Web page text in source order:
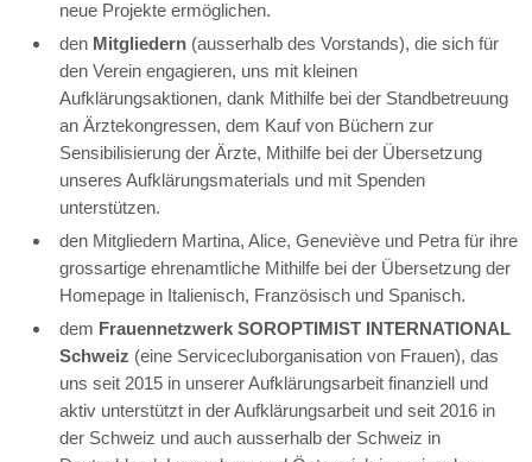
neue Projekte ermöglichen.
den Mitgliedern (ausserhalb des Vorstands), die sich für
den Verein engagieren, uns mit kleinen
Aufklärungsaktionen, dank Mithilfe bei der Standbetreuung
an Ärztekongressen, dem Kauf von Büchern zur
Sensibilisierung der Ärzte, Mithilfe bei der Übersetzung
unseres Aufklärungsmaterials und mit Spenden
unterstützen.
den Mitgliedern Martina, Alice, Geneviève und Petra für ihre
grossartige ehrenamtliche Mithilfe bei der Übersetzung der
Homepage in Italienisch, Französisch und Spanisch.
dem Frauennetzwerk SOROPTIMIST INTERNATIONAL
Schweiz (eine Servicecluborganisation von Frauen), das
uns seit 2015 in unserer Aufklärungsarbeit finanziell und
aktiv unterstützt in der Aufklärungsarbeit und seit 2016 in
der Schweiz und auch ausserhalb der Schweiz in